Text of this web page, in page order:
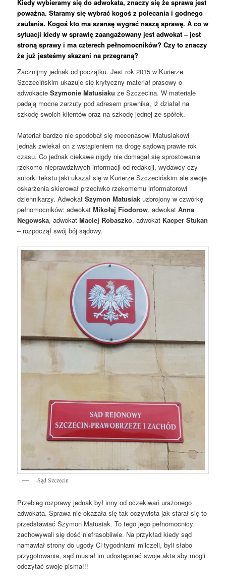
Kiedy wybieramy się do adwokata, znaczy się że sprawa jest
poważna. Staramy się wybrać kogoś z polecania i godnego
zaufania. Kogoś kto ma szansę wygrać naszą sprawę. A co w
sytuacji kiedy w sprawię zaangażowany jest adwokat – jest
stroną sprawy i ma czterech pełnomocników? Czy to znaczy
że już jesteśmy skazani na przegraną?
Zacznijmy jednak od początku. Jest rok 2015 w Kurierze
Szczecińskim ukazuje się krytyczny materiał prasowy o
adwokacieSzymonie Matusiaku ze Szczecina. W materiale
padają mocne zarzuty pod adresem prawnika, iż działał na
szkodę swoich klientów oraz na szkodę jednej ze spółek.
Materiał bardzo nie spodobał się mecenasowi Matusiakowi
jednak zwlekał on z wstąpieniem na drogę sądową prawie rok
czasu. Co jednak ciekawe nigdy nie domagał się sprostowania
rzekomo nieprawdziwych informacji od redakcji, wydawcy czy
autorki tekstu jaki ukazał się w Kurierze Szczecińskim ale swoje
oskarżenia skierował przeciwko rzekomemu informatorowi
dziennikarzy. AdwokatSzymon Matusiak uzbrojony w czwórkę
pełnomocników: adwokatMikołaj Fiodorow, adwokatAnna
Negowska, adwokatMaciej Robaszko, adwokat Kacper Stukan
– rozpoczął swój bój sądowy.
Sąd Szczecin
Przebieg rozprawy jednak był inny od oczekiwań urażonego
adwokata. Sprawa nie okazała się tak oczywista jak starał się to
przedstawiać Szymon Matusiak. To tego jego pełnomocnicy
zachowywali się dość niefrasobliwie. Na przykład kiedy sąd
namawiał strony do ugody Ci tygodniami milczeli, byli słabo
przygotowania, sąd musiał im udostępniać swoje akta aby mogli
odczytać swoje pisma!!!